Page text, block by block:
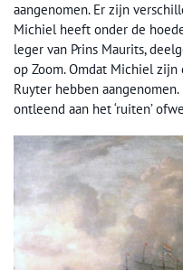
aangenomen. Er zijn
Michiel heeft onder de
leger van Prins Maurits,
op Zoom. Omdat Michiel
Ruyter hebben
ontleend aan het ‘ruiten’